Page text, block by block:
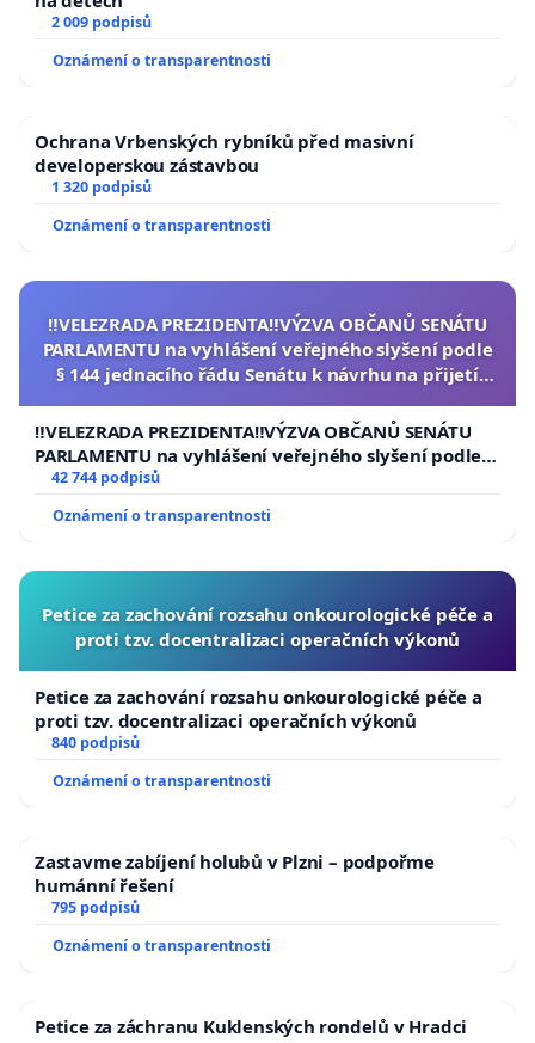
2 009 podpisů
Oznámení o transparentnosti
Ochrana Vrbenských rybníků před masivní
developerskou zástavbou
1 320 podpisů
Oznámení o transparentnosti
‼️VELEZRADA PREZIDENTA‼️VÝZVA OBČANŮ SENÁTU
PARLAMENTU na vyhlášení veřejného slyšení podle
§ 144 jednacího řádu Senátu k návrhu na přijetí
republiky
‼️VELEZRADA PREZIDENTA‼️VÝZVA OBČANŮ SENÁTU
PARLAMENTU na vyhlášení veřejného slyšení podle §
144 jednacího řádu Senátu k návrhu na přijetí
republiky
42 744 podpisů
Oznámení o transparentnosti
Petice za zachování rozsahu onkourologické péče a
proti tzv. docentralizaci operačních výkonů
Petice za zachování rozsahu onkourologické péče a
proti tzv. docentralizaci operačních výkonů
840 podpisů
Oznámení o transparentnosti
Zastavme zabíjení holubů v Plzni – podpořme
humánní řešení
795 podpisů
Oznámení o transparentnosti
Petice za záchranu Kuklenských rondelů v Hradci